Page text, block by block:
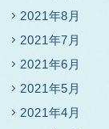
2021年8月
2021年7月
2021年6月
2021年5月
2021年4月